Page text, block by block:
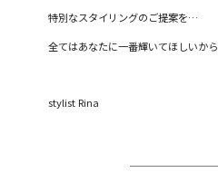
特別なスタイリングのご提案を…
全てはあなたに一番輝いてほしいから
stylist Rina